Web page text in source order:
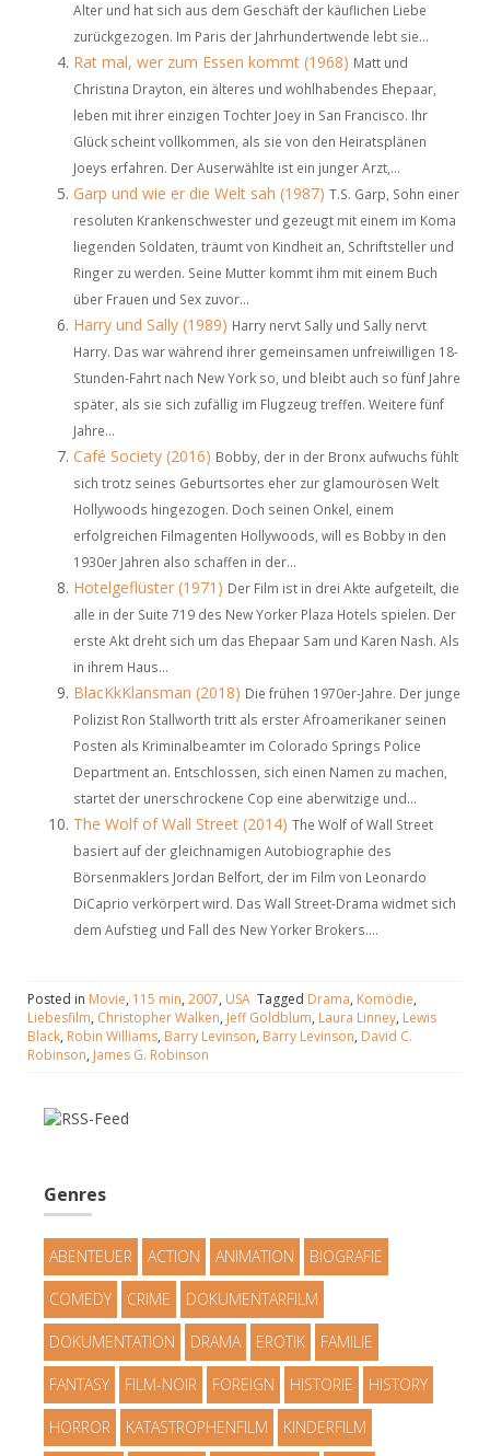
Alter und hat sich aus dem Geschäft der käuflichen Liebe
zurückgezogen. Im Paris der Jahrhundertwende lebt sie...
Rat mal, wer zum Essen kommt (1968) Matt und
Christina Drayton, ein älteres und wohlhabendes Ehepaar,
leben mit ihrer einzigen Tochter Joey in San Francisco. Ihr
Glück scheint vollkommen, als sie von den Heiratsplänen
Joeys erfahren. Der Auserwählte ist ein junger Arzt,...
Garp und wie er die Welt sah (1987) T.S. Garp, Sohn einer
resoluten Krankenschwester und gezeugt mit einem im Koma
liegenden Soldaten, träumt von Kindheit an, Schriftsteller und
Ringer zu werden. Seine Mutter kommt ihm mit einem Buch
über Frauen und Sex zuvor...
Harry und Sally (1989) Harry nervt Sally und Sally nervt
Harry. Das war während ihrer gemeinsamen unfreiwilligen 18-
Stunden-Fahrt nach New York so, und bleibt auch so fünf Jahre
später, als sie sich zufällig im Flugzeug treffen. Weitere fünf
Jahre...
Café Society (2016) Bobby, der in der Bronx aufwuchs fühlt
sich trotz seines Geburtsortes eher zur glamourösen Welt
Hollywoods hingezogen. Doch seinen Onkel, einem
erfolgreichen Filmagenten Hollywoods, will es Bobby in den
1930er Jahren also schaffen in der...
Hotelgeflüster (1971) Der Film ist in drei Akte aufgeteilt, die
alle in der Suite 719 des New Yorker Plaza Hotels spielen. Der
erste Akt dreht sich um das Ehepaar Sam und Karen Nash. Als
in ihrem Haus...
BlacKkKlansman (2018) Die frühen 1970er-Jahre. Der junge
Polizist Ron Stallworth tritt als erster Afroamerikaner seinen
Posten als Kriminalbeamter im Colorado Springs Police
Department an. Entschlossen, sich einen Namen zu machen,
startet der unerschrockene Cop eine aberwitzige und...
The Wolf of Wall Street (2014) The Wolf of Wall Street
basiert auf der gleichnamigen Autobiographie des
Börsenmaklers Jordan Belfort, der im Film von Leonardo
DiCaprio verkörpert wird. Das Wall Street-Drama widmet sich
dem Aufstieg und Fall des New Yorker Brokers....
Posted in Movie, 115 min, 2007, USA Tagged Drama, Komödie,
Liebesfilm, Christopher Walken, Jeff Goldblum, Laura Linney, Lewis
Black, Robin Williams, Barry Levinson, Barry Levinson, David C.
Robinson, James G. Robinson
Genres
ABENTEUER ACTION ANIMATION BIOGRAFIE
COMEDY CRIME DOKUMENTARFILM
DOKUMENTATION DRAMA EROTIK FAMILIE
FANTASY FILM-NOIR FOREIGN HISTORIE HISTORY
HORROR KATASTROPHENFILM KINDERFILM